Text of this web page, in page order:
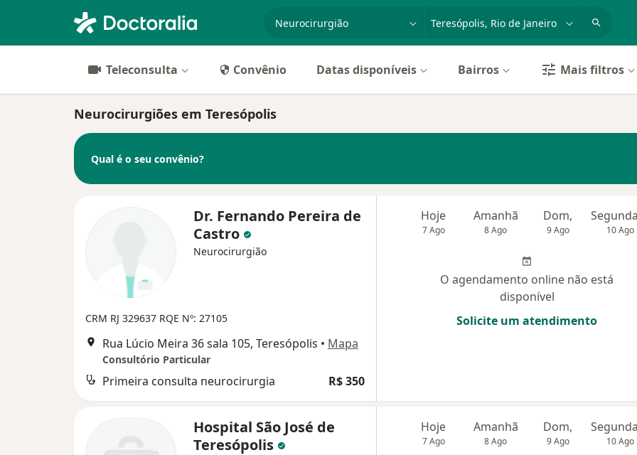
cidade ou região
Teleconsulta Convênio Datas disponíveis Bairros Mais filtros
Neurocirurgiões em Teresópolis
Qual é o seu convênio?
Dr. Fernando Pereira de
Castro
Neurocirurgião
CRM RJ 329637 RQE Nº: 27105
Rua Lúcio Meira 36 sala 105, Teresópolis • Mapa
Consultório Particular
Primeira consulta neurocirurgia R$ 350
Hoje
7 Ago
Amanhã
8 Ago
Dom,
9 Ago 10 Ago
O agendamento online não está
disponível
Solicite um atendimento
Hospital São José de
Teresópolis
Hoje
7 Ago
Amanhã
8 Ago
Dom,
9 Ago 10 Ago